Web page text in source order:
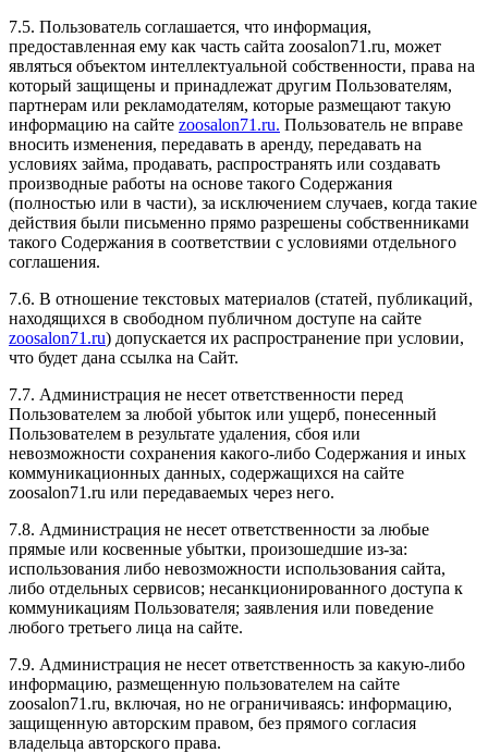
7.5. Пользователь соглашается, что информация,
предоставленная ему как часть сайта zoosalon71.ru, может
являться объектом интеллектуальной собственности, права на
который защищены и принадлежат другим Пользователям,
партнерам или рекламодателям, которые размещают такую
информацию на сайте zoosalon71.ru. Пользователь не вправе
вносить изменения, передавать в аренду, передавать на
условиях займа, продавать, распространять или создавать
производные работы на основе такого Содержания
(полностью или в части), за исключением случаев, когда такие
действия были письменно прямо разрешены собственниками
такого Содержания в соответствии с условиями отдельного
соглашения.
7.6. В отношение текстовых материалов (статей, публикаций,
находящихся в свободном публичном доступе на сайте
zoosalon71.ru) допускается их распространение при условии,
что будет дана ссылка на Сайт.
7.7. Администрация не несет ответственности перед
Пользователем за любой убыток или ущерб, понесенный
Пользователем в результате удаления, сбоя или
невозможности сохранения какого-либо Содержания и иных
коммуникационных данных, содержащихся на сайте
zoosalon71.ru или передаваемых через него.
7.8. Администрация не несет ответственности за любые
прямые или косвенные убытки, произошедшие из-за:
использования либо невозможности использования сайта,
либо отдельных сервисов; несанкционированного доступа к
коммуникациям Пользователя; заявления или поведение
любого третьего лица на сайте.
7.9. Администрация не несет ответственность за какую-либо
информацию, размещенную пользователем на сайте
zoosalon71.ru, включая, но не ограничиваясь: информацию,
защищенную авторским правом, без прямого согласия
владельца авторского права.